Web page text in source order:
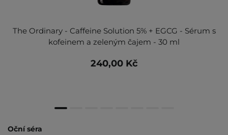
The Ordinary - Caffeine Solution 5% + EGCG - Sérum s
kofeinem a zeleným čajem - 30 ml
240,00 Kč
Oční séra